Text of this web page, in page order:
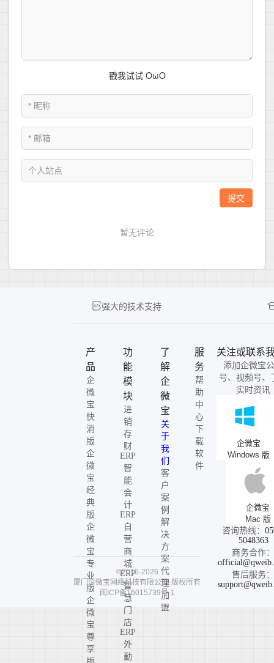
强大的技术支持
产
品
企
微
宝
快
消
版
企
微
宝
经
典
版
企
微
宝
专
业
版
企
微
宝
尊
享
功
能
模
块
进
销
存
财
ERP
智
能
会
计
ERP
自
营
商
城
ERP
智
慧
门
店
ERP
外
勤
了
解
企
微
宝
关
于
我
们
客
户
案
例
解
决
方
案
代
理
加
盟
服
务
帮
助
中
心
下
载
软
件
关注或联系
添加企微宝
号、视频号、
实时资讯
企微宝
Windows 版
企微宝
Mac 版
咨询热线：
5048363
商务合作：
售后服务：
©2016-2026
厦门企微宝网络科技有限公司 版权所有
闽ICP备16015739号-1